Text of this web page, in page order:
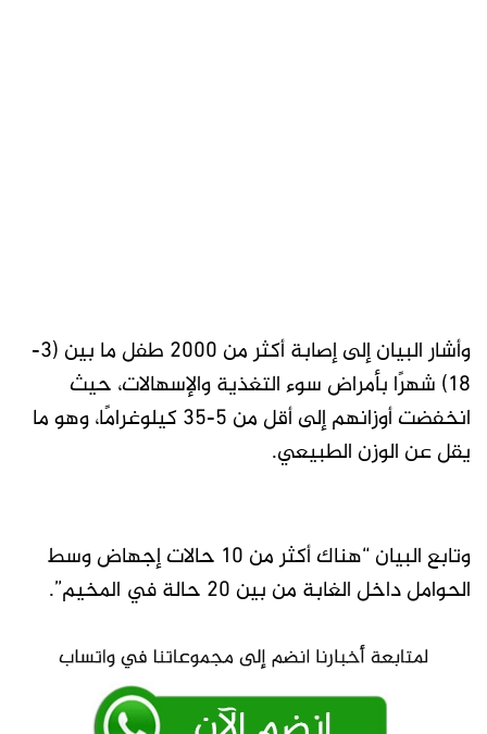
وأشار البيان إلى إصابة أكثر من 2000 طفل ما بين (3-
18) شهرًا بأمراض سوء التغذية والإسهالات، حيث
انخفضت أوزانهم إلى أقل من 5-35 كيلوغرامًا، وهو ما
يقل عن الوزن الطبيعي.
وتابع البيان “هناك أكثر من 10 حالات إجهاض وسط
الحوامل داخل الغابة من بين 20 حالة في المخيم”.